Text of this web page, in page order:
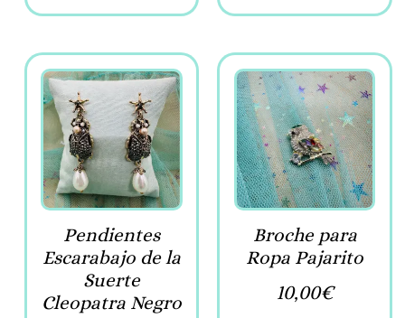
Pendientes
Escarabajo de la
Suerte
Cleopatra Negro
Broche para
Ropa Pajarito
10,00€